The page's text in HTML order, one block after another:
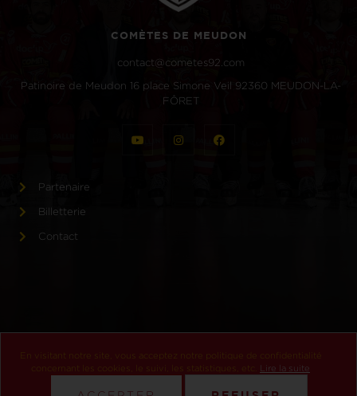
En visitant notre site, vous acceptez notre politique de confidentialité
concernant les cookies, le suivi, les statistiques, etc. Lire la suite
COMÈTES DE MEUDON
contact@cometes92.com
Patinoire de Meudon 16 place Simone Veil 92360 MEUDON-LA-
FÔRET
Partenaire
Billetterie
Contact
Copyright © 2024COMÈTES DE MEUDON|Site crée avec ♥ par
Politiques de confidentialité Mentions légales